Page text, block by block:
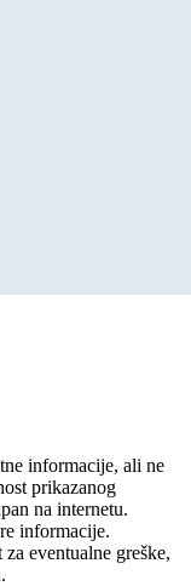
informacije, ali ne
prikazanog
na internetu.
informacije.
eventualne greške,